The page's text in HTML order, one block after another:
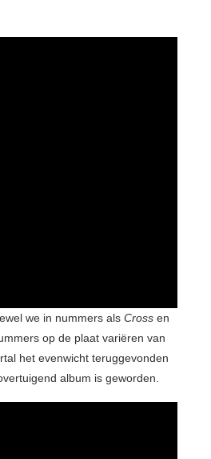
we in nummers als Cross en
op de plaat variëren van
het evenwicht teruggevonden
album is geworden.